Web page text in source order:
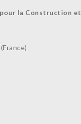
la Construction et